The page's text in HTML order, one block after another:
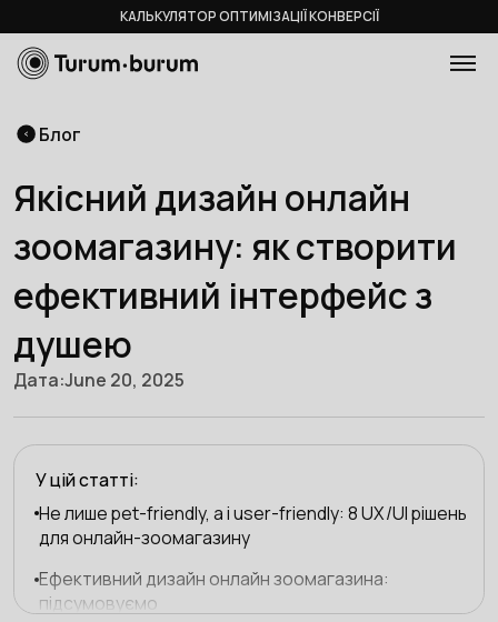
КАЛЬКУЛЯТОР ОПТИМІЗАЦІЇ КОНВЕРСІЇ
Блог
Якісний дизайн онлайн
зоомагазину: як створити
ефективний інтерфейс з
душею
Дата:June 20, 2025
У цій статті:
Не лише pet-friendly, а і user-friendly: 8 UX/UI рішень
для онлайн-зоомагазину
Ефективний дизайн онлайн зоомагазина:
підсумовуємо